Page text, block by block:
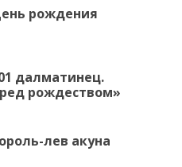
рождения
далматинец.
рождеством»
лев акуна